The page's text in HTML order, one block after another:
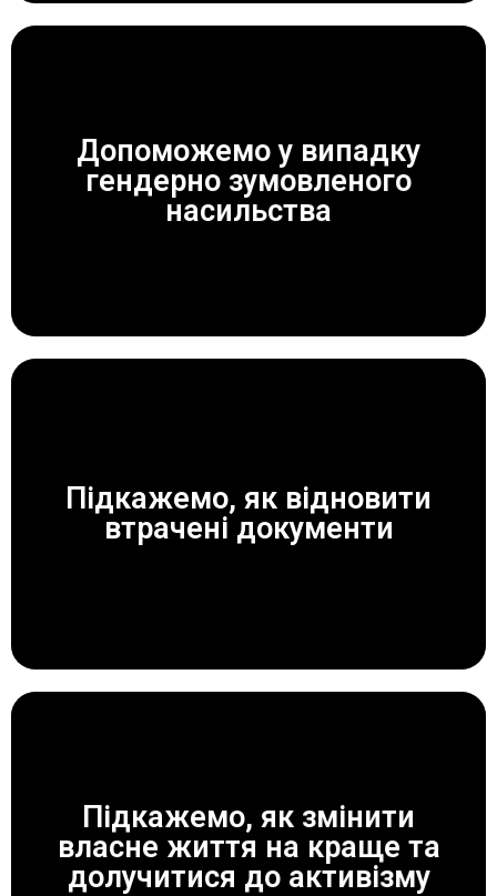
Допоможемо у випадку
гендерно зумовленого
насильства
ЗАВЖДИ ДОПОМОЖЕМО!
Підкажемо, як відновити
втрачені документи
ЗАВЖДИ ДОПОМОЖЕМО!
Підкажемо, як змінити
власне життя на краще та
долучитися до активізму
ЗАВЖДИ ДОПОМОЖЕМО!